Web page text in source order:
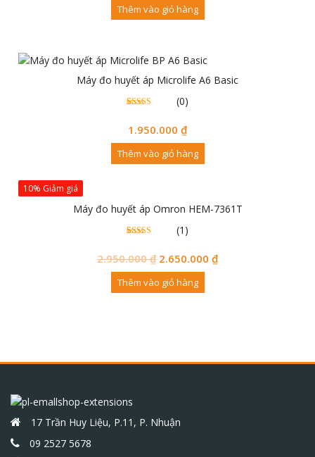
Thêm vào giỏ hàng
Máy đo huyết áp Microlife A6 Basic
giá
(0)
1.950.000 ₫
Thêm vào giỏ hàng
10% Giảm giá
Máy đo huyết áp Omron HEM-7361T
giá
(1)
2.950.000₫ 2.650.000 ₫
Thêm vào giỏ hàng
17 Trần Huy Liệu, P.11, P. Nhuận
09 2527 5678